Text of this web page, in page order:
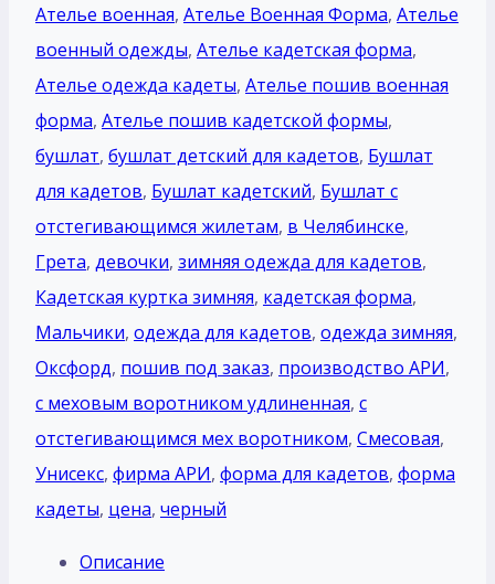
Ателье военная, Ателье Военная Форма, Ателье
военный одежды, Ателье кадетская форма,
Ателье одежда кадеты, Ателье пошив военная
форма, Ателье пошив кадетской формы,
бушлат, бушлат детский для кадетов, Бушлат
для кадетов, Бушлат кадетский, Бушлат с
отстегивающимся жилетам, в Челябинске,
Грета, девочки, зимняя одежда для кадетов,
Кадетская куртка зимняя, кадетская форма,
Мальчики, одежда для кадетов, одежда зимняя,
Оксфорд, пошив под заказ, производство АРИ,
с меховым воротником удлиненная, с
отстегивающимся мех воротником, Смесовая,
Унисекс, фирма АРИ, форма для кадетов, форма
кадеты, цена, черный
Описание